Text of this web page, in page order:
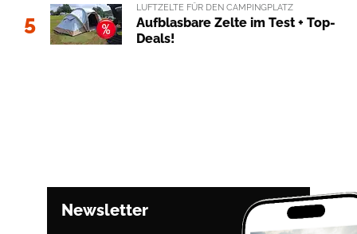
5
LUFTZELTE FÜR DEN CAMPINGPLATZ
Aufblasbare Zelte im Test + Top-
Deals!
Newsletter